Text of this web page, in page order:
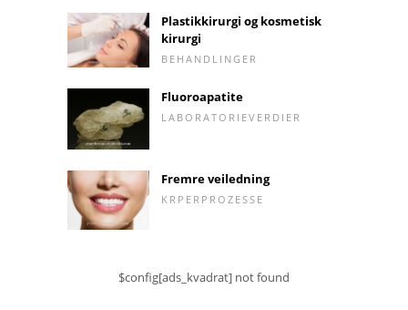
Plastikkirurgi og kosmetisk
kirurgi
BEHANDLINGER
Fluoroapatite
LABORATORIEVERDIER
Fremre veiledning
KRPERPROZESSE
$config[ads_kvadrat] not found